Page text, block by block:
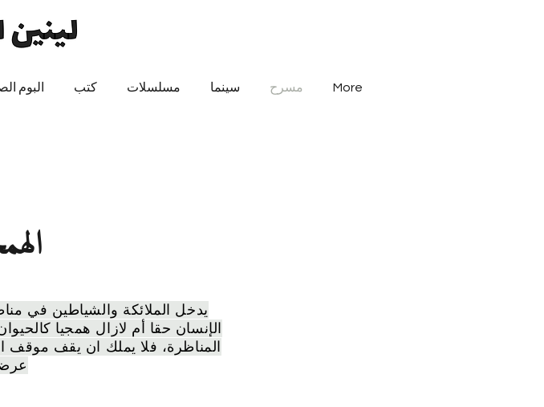
البوم كتب مسلسلات سينما مسرح More
يدخل الملائكة والشياطين في
الإنسان حقا أم لازال همجيا
المناظرة، فلا يملك ان يقف موقف